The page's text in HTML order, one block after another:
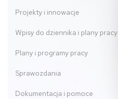
Projekty i innowacje
Wpisy do dziennika i plany pracy
Plany i programy pracy
Sprawozdania
Dokumentacja i pomoce